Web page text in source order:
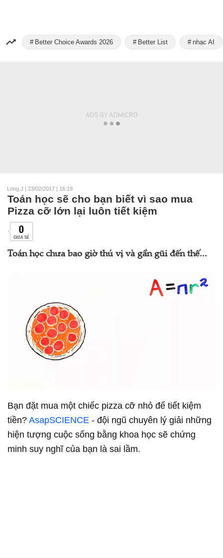
Better Choice Awards 2026 Better List nhạc AI
Long.J | 23/02/2017 | 16:19
Toán học sẽ cho bạn biết vì sao mua
Pizza cỡ lớn lại luôn tiết kiệm
0
CHIA SẺ
Toán học chưa bao giờ thú vị và gần gũi đến thế...
Bạn đặt mua một chiếc pizza cỡ nhỏ để tiết kiệm
tiền? AsapSCIENCE - đội ngũ chuyên lý giải những
hiện tượng cuộc sống bằng khoa học sẽ chứng
minh suy nghĩ của bạn là sai lầm.